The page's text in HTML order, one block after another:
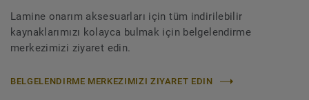
Lamine onarım aksesuarları için tüm indirilebilir
kaynaklarımızı kolayca bulmak için belgelendirme
merkezimizi ziyaret edin.
BELGELENDIRME MERKEZIMIZI ZIYARET EDIN